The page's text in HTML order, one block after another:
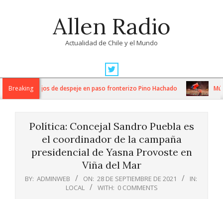
Allen Radio
Actualidad de Chile y el Mundo
Navigation
MenuBreaking
trabajos de despeje en paso fronterizo Pino Hachado
Política: Concejal Sandro Puebla es
el coordinador de la campaña
presidencial de Yasna Provoste en
Viña del Mar
BY: ADMINWEB ON: 28 DE SEPTIEMBRE DE 2021
IN:
LOCAL
WITH: 0 COMMENTS